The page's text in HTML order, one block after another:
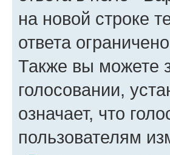
на новой строке
ответа
Также вы можете
голосовании,
означает, что
пользователям